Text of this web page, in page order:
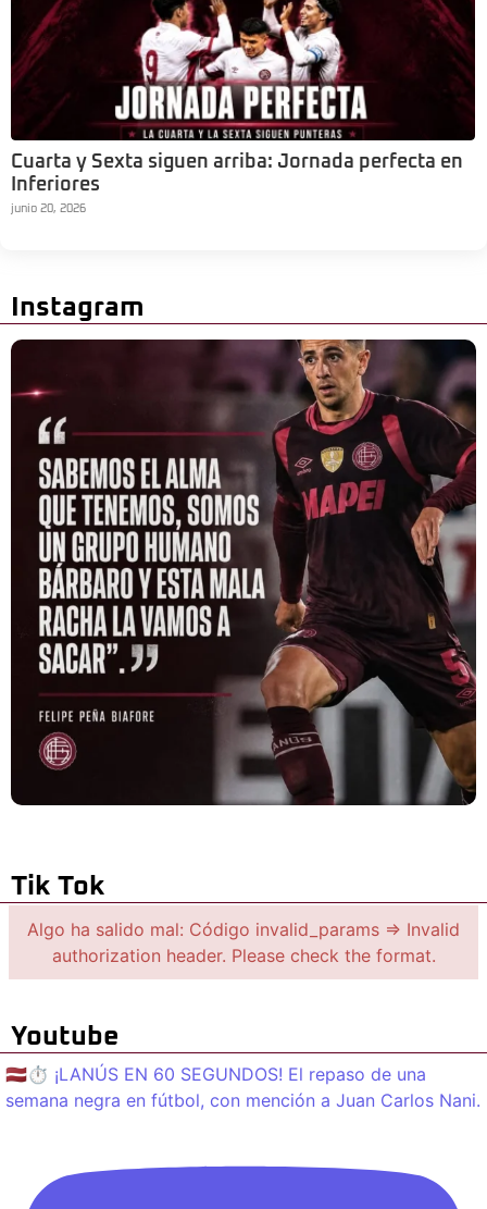
Cuarta y Sexta siguen arriba: Jornada perfecta en
Inferiores
junio 20, 2026
Instagram
Tik Tok
Algo ha salido mal: Código invalid_params => Invalid
authorization header. Please check the format.
Youtube
🇱🇻⏱️ ¡LANÚS EN 60 SEGUNDOS! El repaso de una
semana negra en fútbol, con mención a Juan Carlos Nani.